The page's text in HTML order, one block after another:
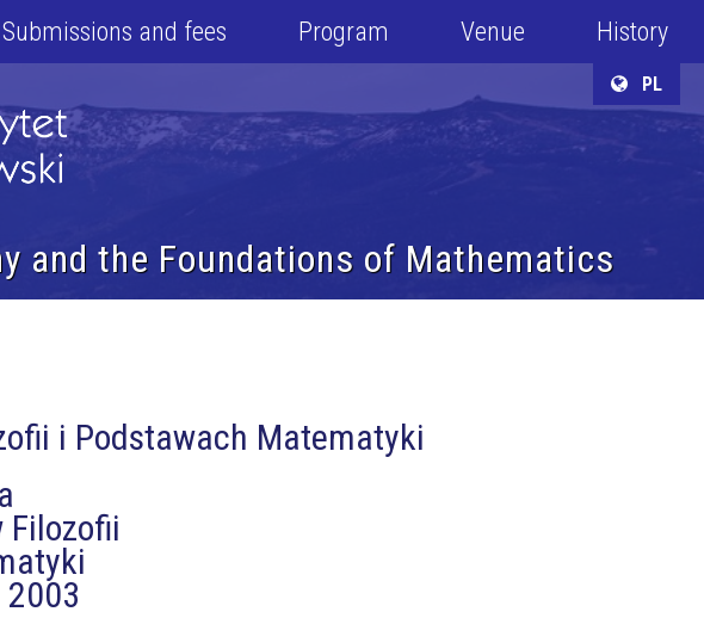
Submissions and fees Program Venue History
PL
and the Foundations of Mathematics
i Podstawach Matematyki
Filozofii